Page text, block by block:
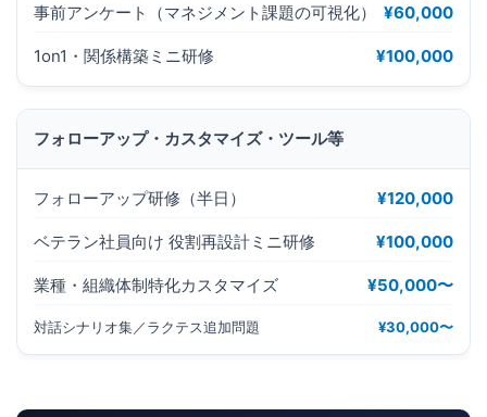
事前アンケート（マネジメント課題の可視化） ¥60,000
1on1・関係構築ミニ研修 ¥100,000
フォローアップ・カスタマイズ・ツール等
フォローアップ研修（半日） ¥120,000
ベテラン社員向け 役割再設計ミニ研修 ¥100,000
業種・組織体制特化カスタマイズ ¥50,000〜
対話シナリオ集／ラクテス追加問題 ¥30,000〜